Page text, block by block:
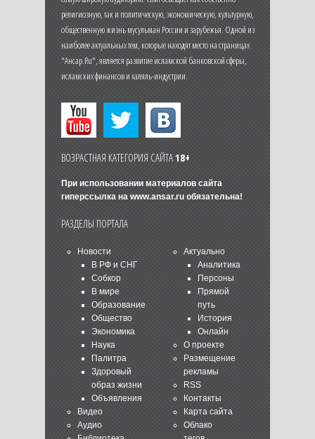
религиозную, так и политическую, экономическую, культурную,
общественную жизнь мусульман России и зарубежья. Одной из
наиболее актуальных тем, которые находят место на страницах
"Ансар.Ru", является развитие исламской банковской сферы,
исламских финансов и халяль-индустрии.
ВОЗРАСТНАЯ КАТЕГОРИЯ САЙТА18+
При использовании материалов сайта
гиперссылка на www.ansar.ruобязательна!
РАЗДЕЛЫ ПОРТАЛА
Новости
В РФ и СНГ
Собкор
В мире
Образование
Общество
Экономика
Наука
Палитра
Здоровый
образ жизни
Объявления
Видео
Аудио
Актуально
Аналитика
Персоны
Прямой
путь
История
Онлайн
О проекте
Размещение
рекламы
RSS
Контакты
Карта сайта
Облако